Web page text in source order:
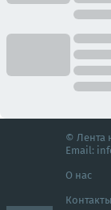
© Лента
Email:
О нас
Контакты